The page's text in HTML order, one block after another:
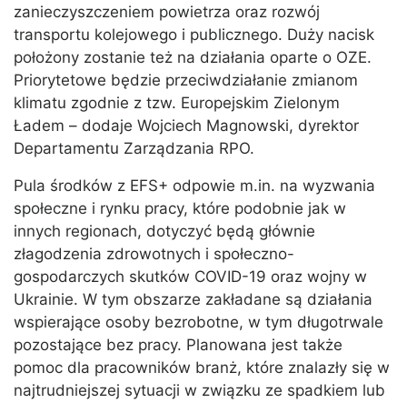
zanieczyszczeniem powietrza oraz rozwój
transportu kolejowego i publicznego. Duży nacisk
położony zostanie też na działania oparte o OZE.
Priorytetowe będzie przeciwdziałanie zmianom
klimatu zgodnie z tzw. Europejskim Zielonym
Ładem – dodaje Wojciech Magnowski, dyrektor
Departamentu Zarządzania RPO.
Pula środków z EFS+ odpowie m.in. na wyzwania
społeczne i rynku pracy, które podobnie jak w
innych regionach, dotyczyć będą głównie
złagodzenia zdrowotnych i społeczno-
gospodarczych skutków COVID-19 oraz wojny w
Ukrainie. W tym obszarze zakładane są działania
wspierające osoby bezrobotne, w tym długotrwale
pozostające bez pracy. Planowana jest także
pomoc dla pracowników branż, które znalazły się w
najtrudniejszej sytuacji w związku ze spadkiem lub